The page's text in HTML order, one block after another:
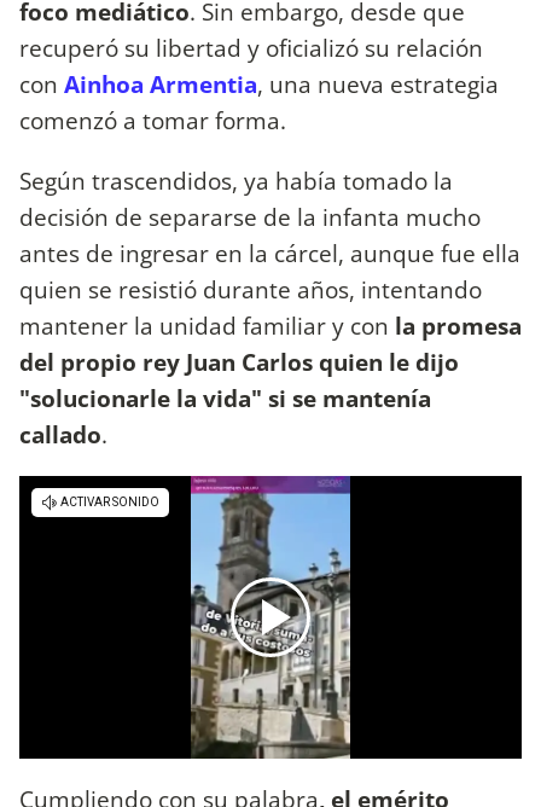
foco mediático. Sin embargo, desde que
recuperó su libertad y oficializó su relación
con Ainhoa Armentia, una nueva estrategia
comenzó a tomar forma.
Según trascendidos, ya había tomado la
decisión de separarse de la infanta mucho
antes de ingresar en la cárcel, aunque fue ella
quien se resistió durante años, intentando
mantener la unidad familiar y con la promesa
del propio rey Juan Carlos quien le dijo
"solucionarle la vida" si se mantenía
callado.
Cumpliendo con su palabra, el emérito